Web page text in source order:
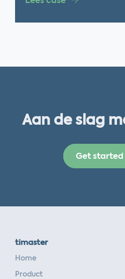
Aan de slag
Get started
timaster
Home
Product